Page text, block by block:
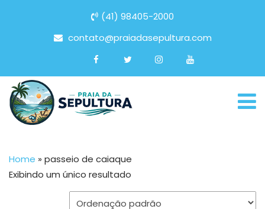
(41) 98405-2000
contato@praiadasepultura.com
Home » passeio de caiaque
Exibindo um único resultado